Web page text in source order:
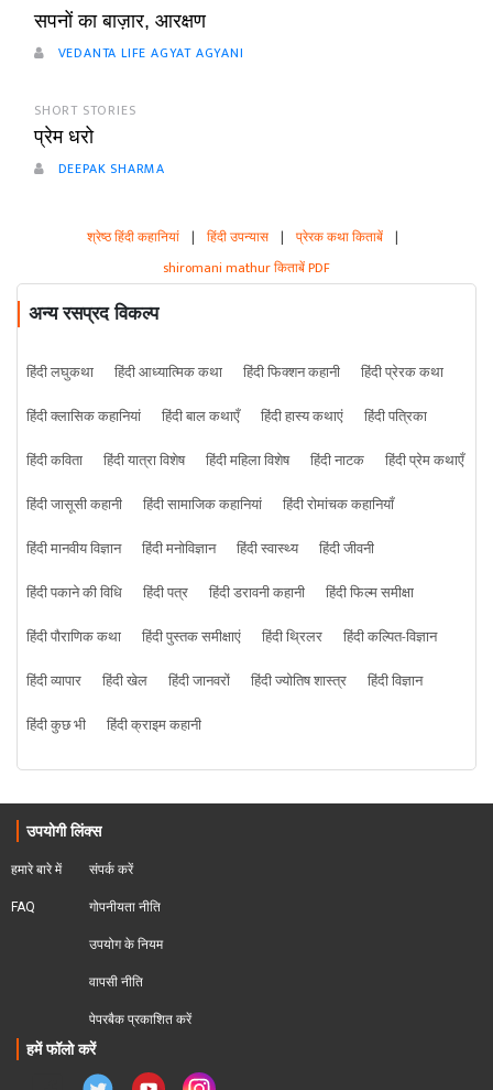
सपनों का बाज़ार, आरक्षण
VEDANTA LIFE AGYAT AGYANI
SHORT STORIES
प्रेम धरो
DEEPAK SHARMA
श्रेष्ठ हिंदी कहानियां | हिंदी उपन्यास | प्रेरक कथा किताबें |
shiromani mathur किताबें PDF
अन्य रसप्रद विकल्प
हिंदी लघुकथा हिंदी आध्यात्मिक कथा हिंदी फिक्शन कहानी
हिंदी प्रेरक कथा
हिंदी क्लासिक कहानियां
हिंदी बाल कथाएँ हिंदी हास्य कथाएं
हिंदी पत्रिका
हिंदी कविता
हिंदी यात्रा विशेष हिंदी महिला विशेष हिंदी नाटक
हिंदी प्रेम कथाएँ
हिंदी जासूसी कहानी
हिंदी सामाजिक कहानियां
हिंदी रोमांचक कहानियाँ
हिंदी मानवीय विज्ञान
हिंदी मनोविज्ञान हिंदी स्वास्थ्य
हिंदी जीवनी
हिंदी पकाने की विधि
हिंदी पत्र हिंदी डरावनी कहानी
हिंदी फिल्म समीक्षा
हिंदी पौराणिक कथा
हिंदी पुस्तक समीक्षाएं हिंदी थ्रिलर
हिंदी कल्पित-विज्ञान
हिंदी व्यापार
हिंदी खेल हिंदी जानवरों हिंदी ज्योतिष शास्त्र
हिंदी विज्ञान
हिंदी कुछ भी
हिंदी क्राइम कहानी
उपयोगी लिंक्स
हमारे बारे में
FAQ
संपर्क करें
गोपनीयता नीति
उपयोग के नियम
वापसी नीति
पेपरबैक प्रकाशित करें
हमें फॉलो करें